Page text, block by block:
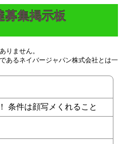
募集掲示板
りません。
あるネイバージャパン株式会社とは一
条件は顔写メくれること